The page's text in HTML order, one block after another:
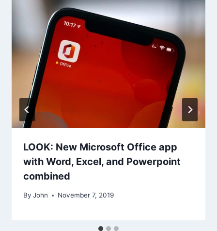
LOOK: New Microsoft Office app
with Word, Excel, and Powerpoint
combined
By John November 7, 2019